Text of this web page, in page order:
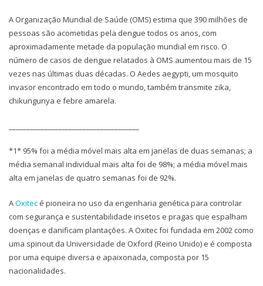
A Organização Mundial de Saúde (OMS) estima que 390 milhões de
pessoas são acometidas pela dengue todos os anos, com
aproximadamente metade da população mundial em risco. O
número de casos de dengue relatados à OMS aumentou mais de 15
vezes nas últimas duas décadas. O Aedes aegypti, um mosquito
invasor encontrado em todo o mundo, também transmite zika,
chikungunya e febre amarela.
*1* 95% foi a média móvel mais alta em janelas de duas semanas; a
média semanal individual mais alta foi de 98%; a média móvel mais
alta em janelas de quatro semanas foi de 92%.
AOxitec é pioneira no uso da engenharia genética para controlar
com segurança e sustentabilidade insetos e pragas que espalham
doenças e danificam plantações. A Oxitec foi fundada em 2002 como
uma spinout da Universidade de Oxford (Reino Unido) e é composta
por uma equipe diversa e apaixonada, composta por 15
nacionalidades.